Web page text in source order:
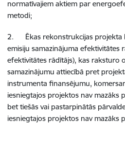
normatīvajiem aktiem par
metodi;
2. Ēkas rekonstrukcijas projekta
emisiju samazinājuma efektivitātes
efektivitātes rādītājs), kas raksturo
samazinājumu attiecībā pret
instrumenta finansējumu,
iesniegtajos projektos nav mazāks
bet tiešās vai pastarpinātās
iesniegtajos projektos nav mazāks